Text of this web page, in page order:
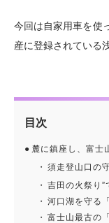
今回は自家用車を使
産に登録されている
目次
麓に鎮座し、富士
須走登山口の
吉田の火祭り”
河口湖を守る
富士山最古の